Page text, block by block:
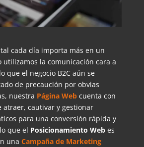
cada día importa más en un
utilizamos la comunicación cara a
que el negocio B2C aún se
de precaución por obvias
nuestra Página Webcuenta con
atraer, cautivar y gestionar
para una conversión rápida y
que el Posicionamiento Webes
una Campaña de Marketing